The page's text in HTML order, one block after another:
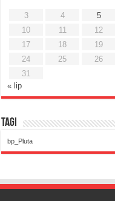
3
4 5
10
11 12
17
18 19
24
25 26
31
« lip
Tagi
bp_Pluta